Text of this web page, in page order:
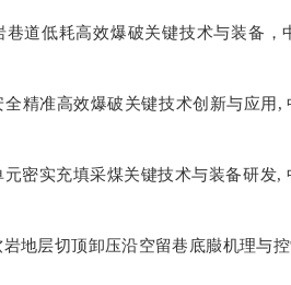
巷道低耗高效爆破关键技术与装备，
全精准高效爆破关键技术创新与应用
元密实充填采煤关键技术与装备研发
岩地层切顶卸压沿空留巷底臌机理与